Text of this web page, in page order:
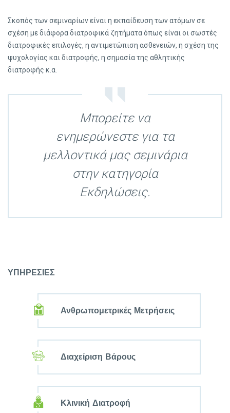
Σκοπός των σεμιναρίων είναι η εκπαίδευση των ατόμων σε
σχέση με διάφορα διατροφικά ζητήματα όπως είναι οι σωστές
διατροφικές επιλογές, η αντιμετώπιση ασθενειών, η σχέση της
ψυχολογίας και διατροφής, η σημασία της αθλητικής
διατροφής κ.α.
Μπορείτε να
ενημερώνεστε για τα
μελλοντικά μας σεμινάρια
στην κατηγορία
Εκδηλώσεις.
ΥΠΗΡΕΣΙΕΣ
Ανθρωπομετρικές Μετρήσεις
Διαχείριση Βάρους
Κλινική Διατροφή